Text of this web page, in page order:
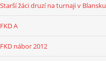
Starší žáci druzí na turnaji v Blansku
FKD A
FKD nábor 2012